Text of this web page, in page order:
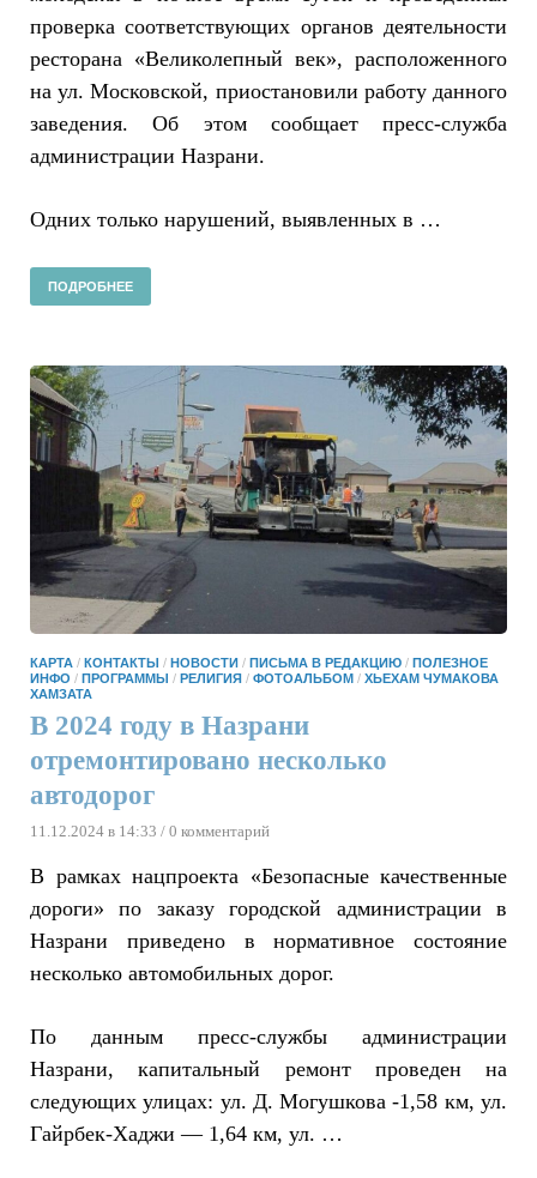
проверка соответствующих органов деятельности
ресторана «Великолепный век», расположенного
на ул. Московской, приостановили работу данного
заведения. Об этом сообщает пресс-служба
администрации Назрани.
Одних только нарушений, выявленных в …
ПОДРОБНЕЕ
КАРТА / КОНТАКТЫ / НОВОСТИ / ПИСЬМА В РЕДАКЦИЮ / ПОЛЕЗНОЕ
ИНФО / ПРОГРАММЫ / РЕЛИГИЯ / ФОТОАЛЬБОМ / ХЬЕХАМ ЧУМАКОВА
ХАМЗАТА
В 2024 году в Назрани
отремонтировано несколько
автодорог
11.12.2024 в 14:33 / 0 комментарий
В рамках нацпроекта «Безопасные качественные
дороги» по заказу городской администрации в
Назрани приведено в нормативное состояние
несколько автомобильных дорог.
По данным пресс-службы администрации
Назрани, капитальный ремонт проведен на
следующих улицах: ул. Д. Могушкова -1,58 км, ул.
Гайрбек-Хаджи — 1,64 км, ул. …